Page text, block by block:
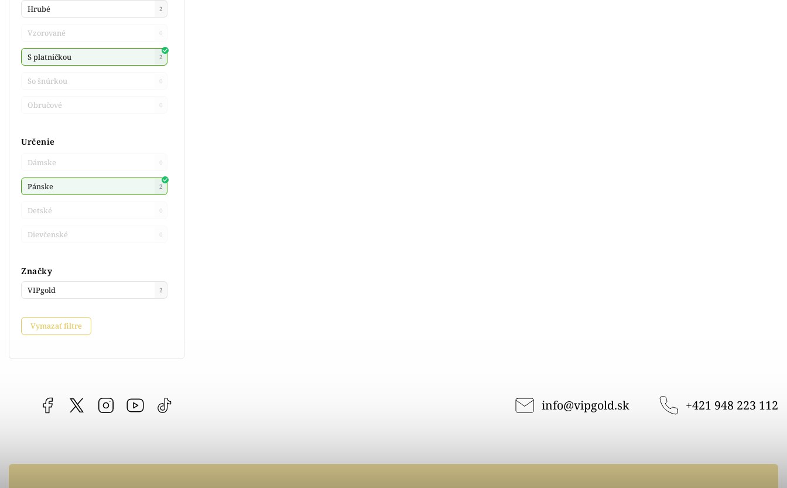
Značky
VIPgold 2
Hrubé 2
Vzorované 0
S platničkou 2
So šnúrkou 0
Obručové 0
Určenie
Dámske 0
Pánske 2
Detské 0
Dievčenské 0
Vymazať filtre
Facebook vipgoldsk InstagramYouTube info@vipgold.sk +421 948 223 112